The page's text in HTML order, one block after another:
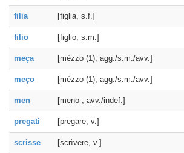
filia [figlia, s.f.]
filio [figlio, s.m.]
meça [mèzzo (1), agg./s.m./avv.]
meço [mèzzo (1), agg./s.m./avv.]
men [meno , avv./indef.]
pregati [pregare, v.]
scrisse [scrìvere, v.]